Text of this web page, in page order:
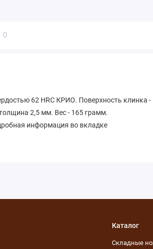
0
62 HRC КРИО. Поверхность клинка -
2,5 мм. Вес - 165 грамм.
информация во вкладке
Каталог
Складные